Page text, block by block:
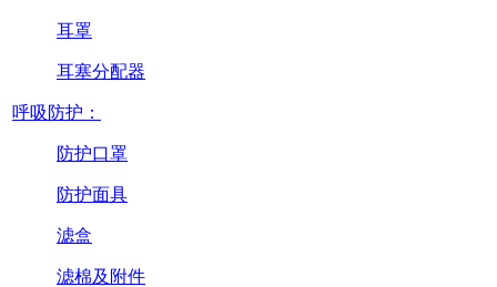
耳罩
耳塞分配器
呼吸防护：
防护口罩
防护面具
滤盒
滤棉及附件